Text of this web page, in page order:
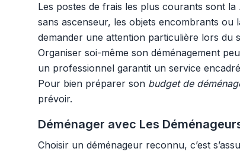
Les postes de frais les plus courants sont la
sans ascenseur, les objets encombrants ou
demander une attention particulière lors du
Organiser soi-même son déménagement
un professionnel garantit un service
Pour bien préparer son budget de
prévoir.
Déménager avec Les
Choisir un déménageur reconnu, c’est